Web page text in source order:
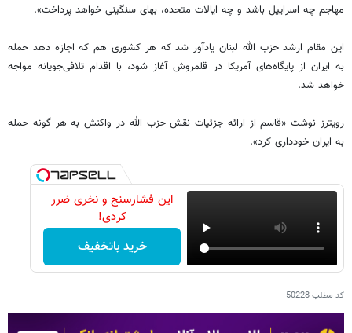
مهاجم چه اسراییل باشد و چه ایالات متحده، بهای سنگینی خواهد پرداخت».
این مقام ارشد حزب الله لبنان یادآور شد که هر کشوری هم که اجازه دهد حمله
به ایران از پایگاه‌های آمریکا در قلمروش آغاز شود، با اقدام تلافی‌جویانه مواجه
خواهد شد.
رویترز نوشت «قاسم از ارائه جزئیات نقش حزب الله در واکنش به هر گونه حمله
به ایران خودداری کرد».
این فشارسنج و نخری ضرر
کردی!
خرید باتخفیف
کد مطلب50228